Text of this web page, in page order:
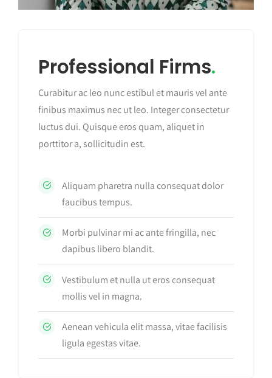
Professional Firms.
Curabitur ac leo nunc estibul et mauris vel ante
finibus maximus nec ut leo. Integer consectetur
luctus dui. Quisque eros quam, aliquet in
porttitor a, sollicitudin est.
Aliquam pharetra nulla consequat dolor
faucibus tempus.
Morbi pulvinar mi ac ante fringilla, nec
dapibus libero blandit.
Vestibulum et nulla ut eros consequat
mollis vel in magna.
Aenean vehicula elit massa, vitae facilisis
ligula egestas vitae.